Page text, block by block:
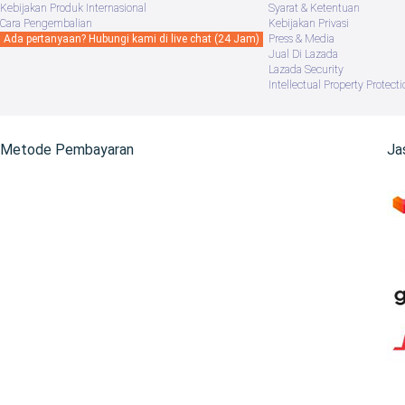
Kebijakan Produk Internasional
Cara Pengembalian
Ada pertanyaan? Hubungi kami di live chat (24 Jam)
Syarat & Ketentuan
Kebijakan Privasi
Press & Media
Jual Di Lazada
Lazada Security
Intellectual Property
Metode Pembayaran